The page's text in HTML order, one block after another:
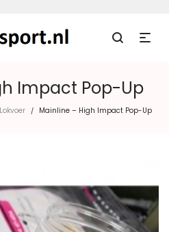
Impact Pop-Up
/ Mainline – High Impact Pop-Up